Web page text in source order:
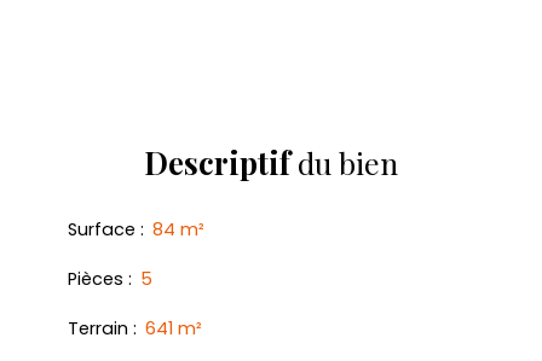
Descriptifdu bien
Surface : 84 m²
Pièces : 5
Terrain : 641 m²